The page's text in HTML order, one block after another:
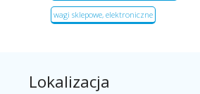
wagi sklepowe, elektroniczne
Lokalizacja